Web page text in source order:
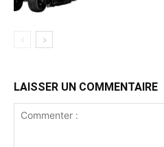
LAISSER UN COMMENTAIRE